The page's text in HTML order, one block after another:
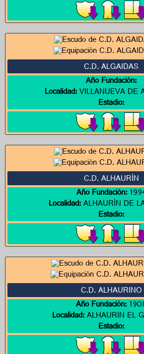
C.D. ALGAIDAS
Año Fundación:
Localidad:VILLANUEVA DE
Estadio:
C.D. ALHAURÍN
Año Fundación:
Localidad:ALHAURÍN DE
Estadio:
C.D. ALHAURINO
Año Fundación:
Localidad:ALHAURIN EL
Estadio: